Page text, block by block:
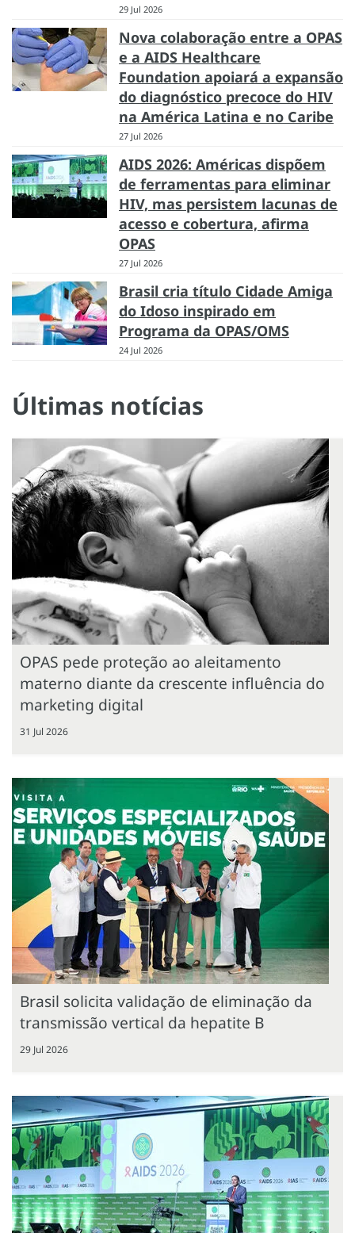
29 Jul 2026
Nova colaboração entre a OPAS
e a AIDS Healthcare
Foundation apoiará a expansão
do diagnóstico precoce do HIV
na América Latina e no Caribe
27 Jul 2026
AIDS 2026: Américas dispõem
de ferramentas para eliminar
HIV, mas persistem lacunas de
acesso e cobertura, afirma
OPAS
27 Jul 2026
Brasil cria título Cidade Amiga
do Idoso inspirado em
Programa da OPAS/OMS
24 Jul 2026
Últimas notícias
OPAS pede proteção ao aleitamento
materno diante da crescente influência do
marketing digital
31 Jul 2026
Brasil solicita validação de eliminação da
transmissão vertical da hepatite B
29 Jul 2026